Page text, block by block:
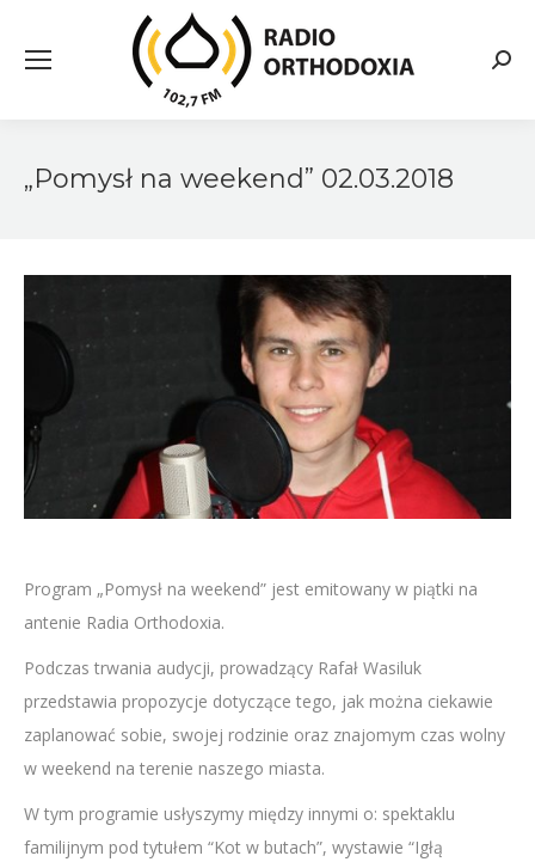
„Pomysł na weekend” 02.03.2018
Program „Pomysł na weekend” jest emitowany w piątki na
antenie Radia Orthodoxia.
Podczas trwania audycji, prowadzący Rafał Wasiluk
przedstawia propozycje dotyczące tego, jak można ciekawie
zaplanować sobie, swojej rodzinie oraz znajomym czas wolny
w weekend na terenie naszego miasta.
W tym programie usłyszymy między innymi o: spektaklu
familijnym pod tytułem “Kot w butach”, wystawie “Igłą